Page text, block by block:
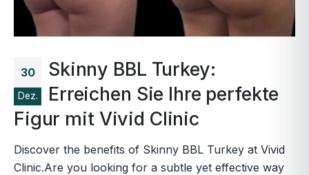
30
Dez.
Skinny BBL Turkey:
Erreichen Sie Ihre perfekte
Figur mit Vivid Clinic
Discover the benefits of Skinny BBL Turkey at Vivid
Clinic.Are you looking for a subtle yet effective way